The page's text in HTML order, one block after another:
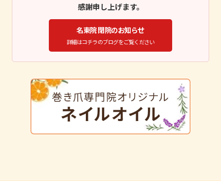
感謝申し上げます。
名東院 閉院のお知らせ
詳細はコチラのブログをご覧ください